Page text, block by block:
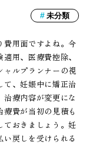
未分類
費用面ですよね。今
用、医療費控除、
ャルプランナーの視
て、妊娠中に矯正治
療内容が変更にな
費が当初の見積も
ておきましょう。妊
戻しを受けられる